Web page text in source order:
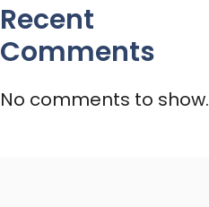
Recent
Comments
No comments to show.